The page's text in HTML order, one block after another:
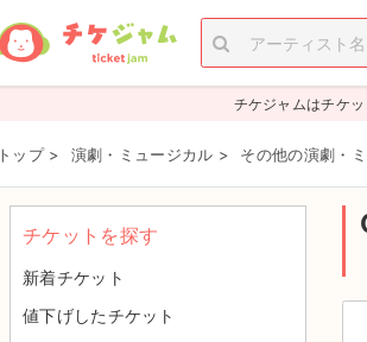
チケジャムはチケ
トップ > 演劇・ミュージカル > その他の演劇・
チケットを探す
新着チケット
値下げしたチケット